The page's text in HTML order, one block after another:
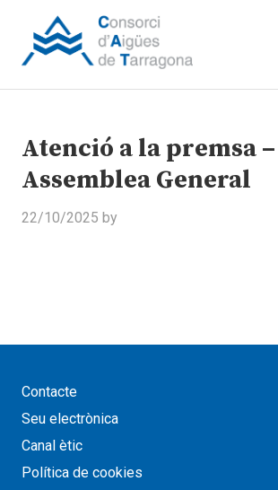
Atenció a la premsa –
Assemblea General
22/10/2025 by
Contacte
Seu electrònica
Canal ètic
Política de cookies